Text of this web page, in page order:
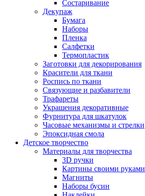
Состаривание
Декупаж
Бумага
Наборы
Пленка
Салфетки
Термопластик
Заготовки для декорирования
Красители для ткани
Роспись по ткани
Связующие и разбавители
Трафареты
Украшения декоративные
Фурнитура для шкатулок
Часовые механизмы и стрелки
Эпоксидная смола
Детское творчество
Материалы для творчества
3D ручки
Картины своими руками
Магниты
Наборы бусин